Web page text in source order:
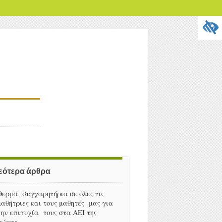
άρθρα
συγχαρητήρια σε όλες τις
και τους μαθητές μας για
επιτυχία τους στα ΑΕΙ της